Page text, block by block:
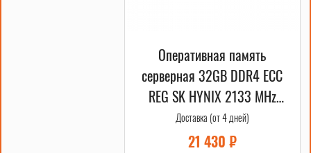
Оперативная память
серверная 32GB DDR4 ECC
REG SK HYNIX 2133 MHz
2DRx4 HPE OEM
Доставка (от 4 дней)
21 430 ₽